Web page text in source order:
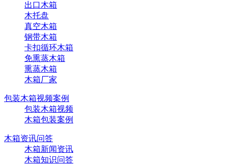
出口木箱
木托盘
真空木箱
钢带木箱
卡扣循环木箱
免熏蒸木箱
熏蒸木箱
木箱厂家
包装木箱视频案例
包装木箱视频
木箱包装案例
木箱资讯问答
木箱新闻资讯
木箱知识问答